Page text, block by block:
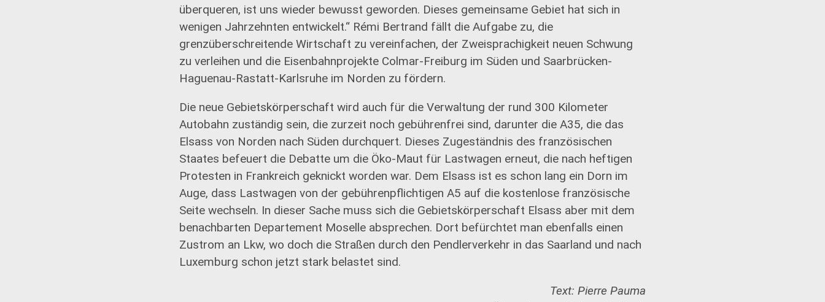
überqueren, ist uns wieder bewusst geworden. Dieses gemeinsame Gebiet hat sich in
wenigen Jahrzehnten entwickelt.“ Rémi Bertrand fällt die Aufgabe zu, die
grenzüberschreitende Wirtschaft zu vereinfachen, der Zweisprachigkeit neuen Schwung
zu verleihen und die Eisenbahnprojekte Colmar-Freiburg im Süden und Saarbrücken-
Haguenau-Rastatt-Karlsruhe im Norden zu fördern.
Die neue Gebietskörperschaft wird auch für die Verwaltung der rund 300 Kilometer
Autobahn zuständig sein, die zurzeit noch gebührenfrei sind, darunter die A35, die das
Elsass von Norden nach Süden durchquert. Dieses Zugeständnis des französischen
Staates befeuert die Debatte um die Öko-Maut für Lastwagen erneut, die nach heftigen
Protesten in Frankreich geknickt worden war. Dem Elsass ist es schon lang ein Dorn im
Auge, dass Lastwagen von der gebührenpflichtigen A5 auf die kostenlose französische
Seite wechseln. In dieser Sache muss sich die Gebietskörperschaft Elsass aber mit dem
benachbarten Departement Moselle absprechen. Dort befürchtet man ebenfalls einen
Zustrom an Lkw, wo doch die Straßen durch den Pendlerverkehr in das Saarland und nach
Luxemburg schon jetzt stark belastet sind.
Text: Pierre Pauma